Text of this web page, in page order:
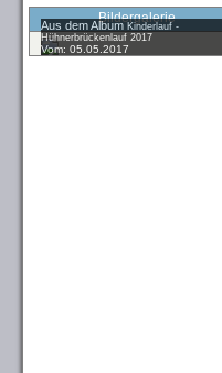
Bildergalerie
Aus dem AlbumKinderlauf -
Hühnerbrückenlauf 2017
Vom: 05.05.2017